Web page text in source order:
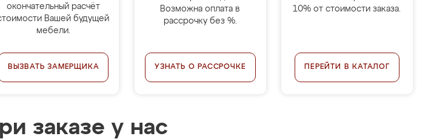
окончательный расчёт
Вашей будущей
мебели.
ВЫЗВАТЬ ЗАМЕРЩИКА
Возможна оплата в
рассрочку без %.
УЗНАТЬ О РАССРОЧКЕ
10% от стоимости заказа.
ПЕРЕЙТИ В КАТАЛОГ
заказе у нас